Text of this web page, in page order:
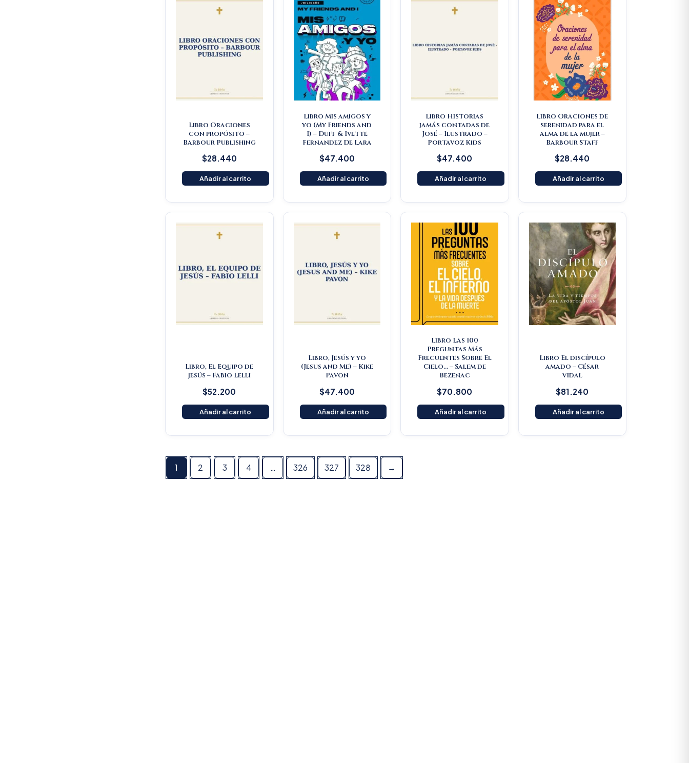
Libro Oraciones
con propósito –
Barbour Publishing
$28.440
Añadir al carrito
Libro Mis amigos y
yo (My Friends and
I) – Duff & Ivette
Fernandez De Lara
$47.400
Añadir al carrito
Libro Historias
jamás contadas de
José – Ilustrado –
Portavoz Kids
$47.400
Añadir al carrito
Libro Oraciones de
serenidad para el
alma de la mujer –
Barbour Staff
$28.440
Añadir al carrito
Libro, El Equipo de
Jesús – Fabio Lelli
$52.200
Añadir al carrito
Libro, Jesús y yo
(Jesus and Me) – Kike
Pavon
$47.400
Añadir al carrito
Libro Las 100
Preguntas Más
Frecuentes Sobre El
Cielo… – Salem de
Bezenac
$70.800
Añadir al carrito
Libro El discípulo
amado – César
Vidal
$81.240
Añadir al carrito
1 2 3 4 … 326 327 328 →